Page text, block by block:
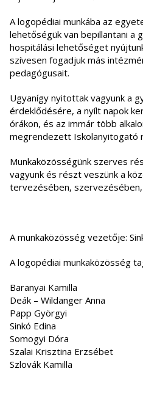
A logopédiai munkába az
lehetőségük van bepillantani a
hospitálási lehetőséget
szívesen fogadjuk más
pedagógusait.
Ugyanígy nyitottak vagyunk a
érdeklődésére, a nyílt napok
órákon, és az immár több
megrendezett Iskolanyitogató
Munkaközösségünk szerves
vagyunk és részt veszünk a
tervezésében,
A munkaközösség vezetője:
A logopédiai munkaközösség
Baranyai Kamilla
Deák – Wildanger Anna
Papp Györgyi
Sinkó Edina
Somogyi Dóra
Szalai Krisztina Erzsébet
Szlovák Kamilla